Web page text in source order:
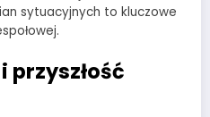
sytuacyjnych to kluczowe
przyszłość